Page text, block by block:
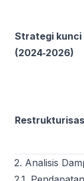
Strategi kunci
(2024‑2026)
2. Analisis